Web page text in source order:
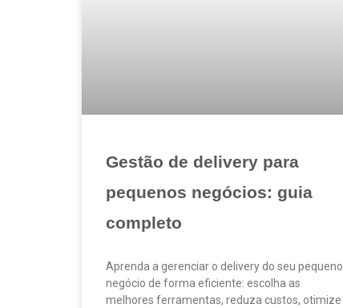
Gestão de delivery para
pequenos negócios: guia
completo
Aprenda a gerenciar o delivery do seu pequeno
negócio de forma eficiente: escolha as
melhores ferramentas, reduza custos, otimize